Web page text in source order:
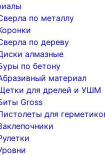
по металлу
по дереву
алмазные
по бетону
материал
для дрелей и УШМ
Gross
для